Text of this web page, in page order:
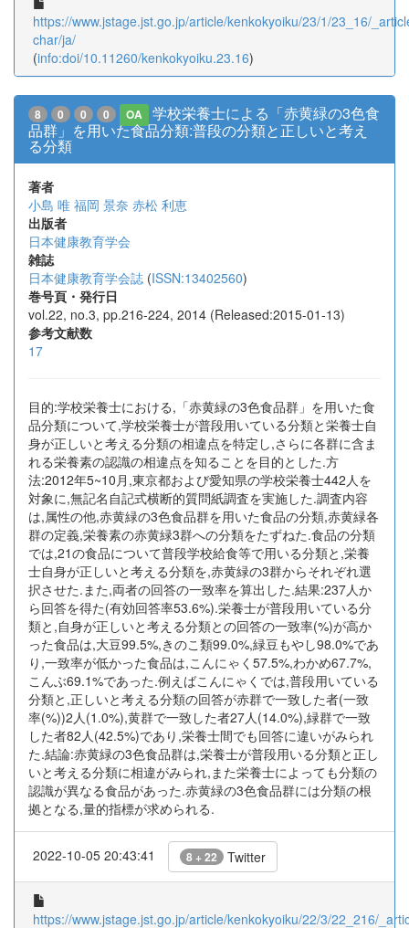
https://www.jstage.jst.go.jp/article/kenkokyoiku/23/1/23_16/
char/ja/
(info:doi/10.11260/kenkokyoiku.23.16)
8 0 0 0 OA
学校栄養士による「赤黄緑の3色食
品群」を用いた食品分類:普段の分類と正しいと考え
る分類
著者
小島 唯 福岡 景奈 赤松 利恵
出版者
日本健康教育学会
雑誌
日本健康教育学会誌 (ISSN:13402560)
巻号頁・発行日
vol.22, no.3, pp.216-224, 2014 (Released:2015-01-13)
参考文献数
17
目的:学校栄養士における,「赤黄緑の3色食品群」を用いた食
品分類について,学校栄養士が普段用いている分類と栄養士自
身が正しいと考える分類の相違点を特定し,さらに各群に含ま
れる栄養素の認識の相違点を知ることを目的とした.方
法:2012年5~10月,東京都および愛知県の学校栄養士442人を
対象に,無記名自記式横断的質問紙調査を実施した.調査内容
は,属性の他,赤黄緑の3色食品群を用いた食品の分類,赤黄緑各
群の定義,栄養素の赤黄緑3群への分類をたずねた.食品の分類
では,21の食品について普段学校給食等で用いる分類と,栄養
士自身が正しいと考える分類を,赤黄緑の3群からそれぞれ選
択させた.また,両者の回答の一致率を算出した.結果:237人か
ら回答を得た(有効回答率53.6%).栄養士が普段用いている分
類と,自身が正しいと考える分類との回答の一致率(%)が高か
った食品は,大豆99.5%,きのこ類99.0%,緑豆もやし98.0%であ
り,一致率が低かった食品は,こんにゃく57.5%,わかめ67.7%,
こんぶ69.1%であった.例えばこんにゃくでは,普段用いている
分類と,正しいと考える分類の回答が赤群で一致した者(一致
率(%))2人(1.0%),黄群で一致した者27人(14.0%),緑群で一致
した者82人(42.5%)であり,栄養士間でも回答に違いがみられ
た.結論:赤黄緑の3色食品群は,栄養士が普段用いる分類と正し
いと考える分類に相違がみられ,また栄養士によっても分類の
認識が異なる食品があった.赤黄緑の3色食品群には分類の根
拠となる,量的指標が求められる.
2022-10-05 20:43:41 8 + 22 Twitter
https://www.jstage.jst.go.jp/article/kenkokyoiku/22/3/22_216/